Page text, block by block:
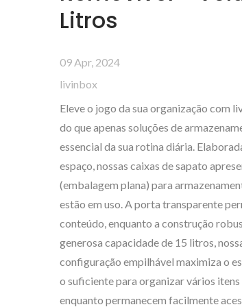
Litros
09 Apr, 2024
livinbox
Eleve o jogo da sua organização com
do que apenas soluções de
essencial da sua rotina diária.
espaço, nossas caixas de sapato
(embalagem plana) para
estão em uso. A porta transparente
conteúdo, enquanto a construção
generosa capacidade de 15 litros,
configuração empilhável maximiza o
o suficiente para organizar vários itens
enquanto permanecem facilmente
Caixa De Armazenamento
BuBu